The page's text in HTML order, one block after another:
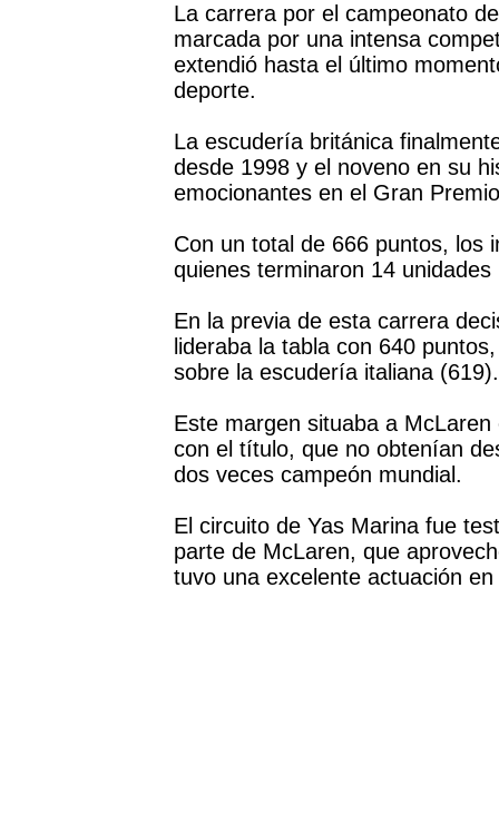
La carrera por el campeonato
marcada por una intensa
extendió hasta el último
deporte.
La escudería británica
desde 1998 y el noveno en su
emocionantes en el Gran
Con un total de 666 puntos, los
quienes terminaron 14
En la previa de esta carrera
lideraba la tabla con 640
sobre la escudería italiana (619).
Este margen situaba a
con el título, que no obtenían
dos veces campeón mundial.
El circuito de Yas Marina fue
parte de McLaren, que
tuvo una excelente actuación